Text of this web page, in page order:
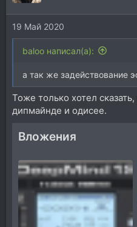
19 Май 2020
baloo написал(а):
а так же задействование
Тоже только хотел
дипмайнде и одисее.
Вложения